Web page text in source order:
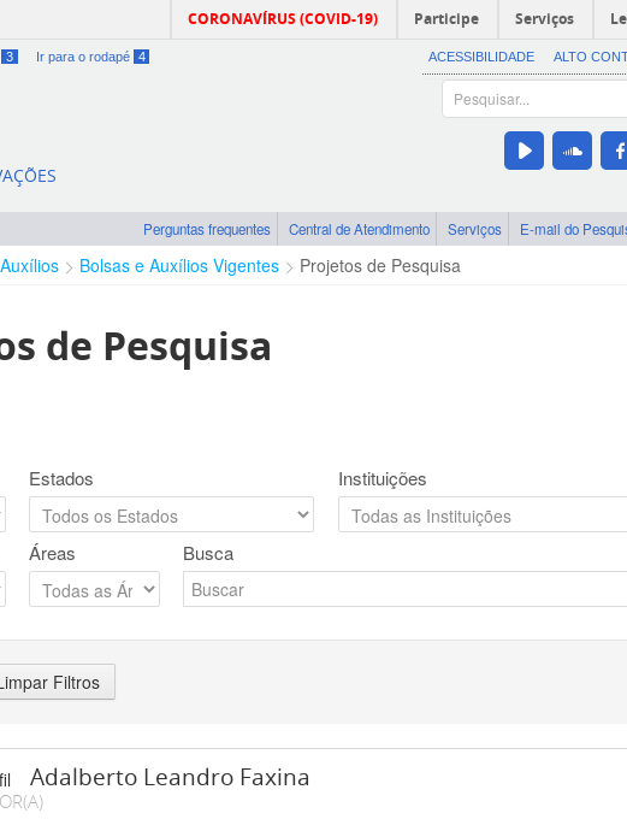
CORONAVÍRUS (COVID-19) Participe Serviços
3 Ir para o rodapé 4 ACESSIBILIDADE ALTO
Perguntas frequentes Central de Atendimento Serviços E-mail do
Bolsas e Auxílios Vigentes Projetos de Pesquisa
de Pesquisa
Estados Instituições
Áreas Busca
Filtros
Adalberto Leandro Faxina